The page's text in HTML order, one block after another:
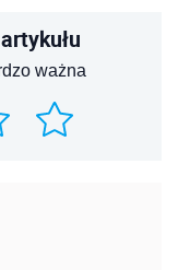
ważna